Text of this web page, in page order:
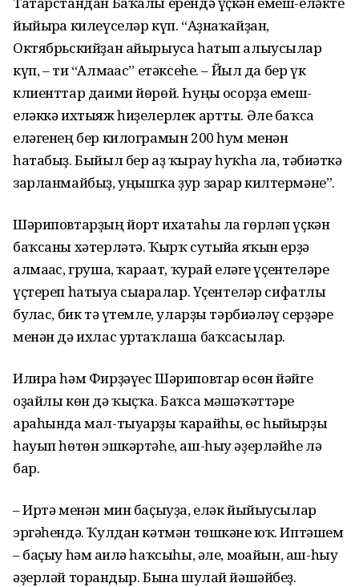
йыйырға килеүселәр күп. “Аҙнаҡайҙан,
Октябрьскийҙан айырыуса һатып алыусылар
күп, – ти “Алмағас” етәксеһе. – Йыл да бер үк
клиенттар даими йөрөй. Һуңғы осорҙа емеш-
еләккә ихтыяж һиҙелерлек артты. Әле баҡса
еләгенең бер килограмын 200 һум менән
һатабыҙ. Быйыл бер аҙ ҡырау һуҡһа ла, тәбиғәткә
зарланмайбыҙ, уңышҡа ҙур зарар килтермәне”.
Шәриповтарҙың йорт ихатаһы ла гөрләп үҫкән
баҡсаны хәтерләтә. Ҡырҡ сутыйға яҡын ерҙә
алмағас, груша, ҡарағат, ҡурай еләге үҫентеләре
үҫтереп һатыуға сығаралар. Үҫенте­ләр сифатлы
булғас, бик тә үтемле, уларҙы тәрбиәләү серҙәре
менән дә ихлас уртаҡлаша баҡсасылар.
Илира һәм Фирҙәүес Шәриповтар өсөн йәйге
оҙайлы көн дә ҡыҫҡа. Баҡса мәшәҡәттәре
араһында мал-тыуарҙы ҡарайһы, өс һыйырҙы
һауып һөтөн эшкәртәһе, аш-һыу әҙерләйһе лә
бар.
– Иртә менән мин баҫыуҙа, еләк йыйыусылар
эргәһендә. Ҡулдан кәтмән төшкәне юҡ. Иптәшем
– баҫыу һәм ғаилә һаҡсыһы, әле, моғайын, аш-һыу
әҙерләй торғандыр. Бына шулай йәшәйбеҙ.